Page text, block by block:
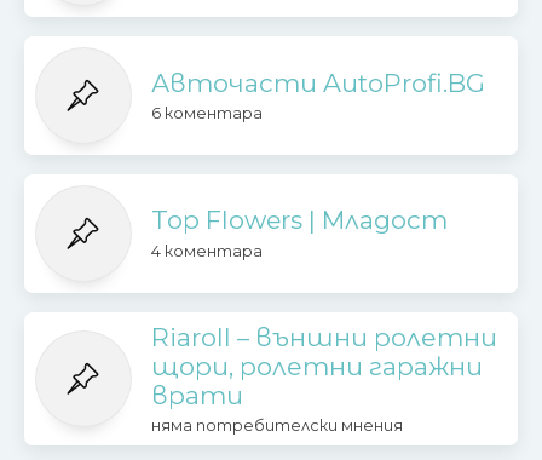
Авточасти AutoProfi.BG
6 коментара
Top Flowers | Младост
4 коментара
Riaroll – външни ролетни
щори, ролетни гаражни
врати
няма потребителски мнения